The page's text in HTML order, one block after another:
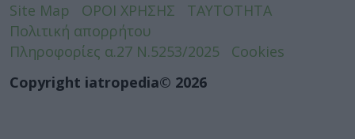
Site Map ΟΡΟΙ ΧΡΗΣΗΣ
ΤΑΥΤΟΤΗΤΑ
Πολιτική απορρήτου
Πληροφορίες α.27 Ν.5253/2025
Cookies
Copyright iatropedia© 2026